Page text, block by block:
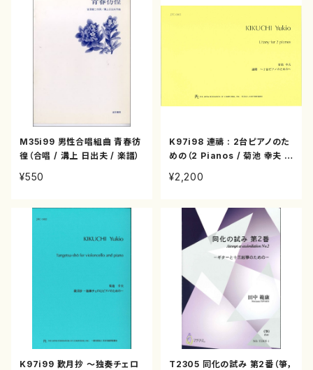
M35i99 男性合唱組曲 青春彷
徨（合唱 / 溝上 日出夫 / 楽譜）
¥550
K97i98 連禱 : 2台ピアノのた
めの（2 Pianos / 菊池 幸夫 /
¥2,200
K97i99 歎月抄 ～独奏チェロ
T2305 同化の試み 第2番（箏，